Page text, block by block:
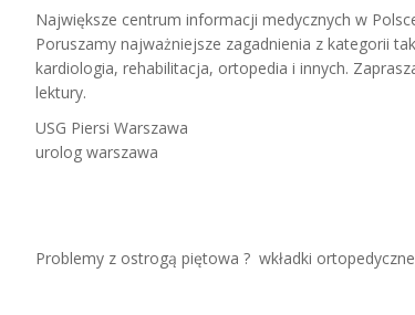
Największe centrum informacji medycznych w
Poruszamy najważniejsze zagadnienia z kategorii
kardiologia, rehabilitacja, ortopedia i innych.
lektury.
USG Piersi Warszawa
urolog warszawa
Problemy z ostrogą piętowa ? wkładki ortopedyczne